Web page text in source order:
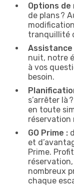
Options
de plans ?
tranquillité
nuit, notre
à vos
besoin.
s’arrêter là
en toute
réservation
GO Prime :
et
Prime.
nombreux
chaque